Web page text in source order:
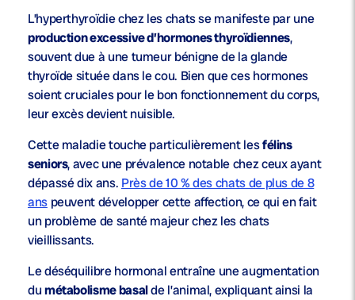
L’hyperthyroïdie chez les chats se manifeste par une
production excessive d’hormones thyroïdiennes,
souvent due à une tumeur bénigne de la glande
thyroïde située dans le cou. Bien que ces hormones
soient cruciales pour le bon fonctionnement du corps,
leur excès devient nuisible.
Cette maladie touche particulièrement lesfélins
seniors, avec une prévalence notable chez ceux ayant
dépassé dix ans. Près de 10 % des chats de plus de 8
anspeuvent développer cette affection, ce qui en fait
un problème de santé majeur chez les chats
vieillissants.
Le déséquilibre hormonal entraîne une augmentation
dumétabolisme basalde l’animal, expliquant ainsi la